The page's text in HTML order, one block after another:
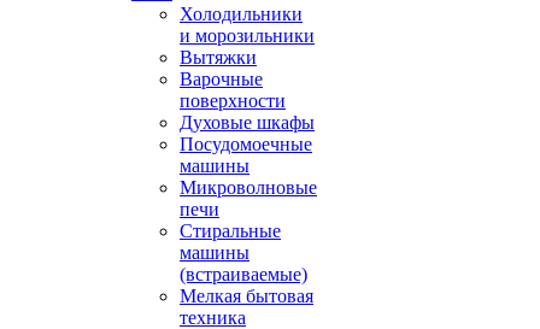
Холодильники
и морозильники
Вытяжки
Варочные
поверхности
Духовые шкафы
Посудомоечные
машины
Микроволновые
печи
Стиральные
машины
(встраиваемые)
Мелкая бытовая
техника